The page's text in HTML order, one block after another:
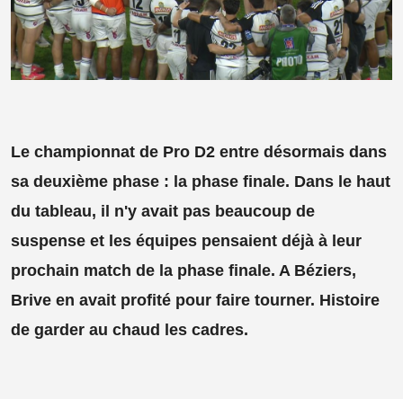
Le championnat de Pro D2 entre désormais dans
sa deuxième phase : la phase finale. Dans le haut
du tableau, il n'y avait pas beaucoup de
suspense et les équipes pensaient déjà à leur
prochain match de la phase finale. A Béziers,
Brive en avait profité pour faire tourner. Histoire
de garder au chaud les cadres.